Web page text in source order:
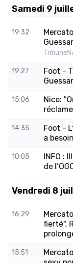
Samedi 9
19:32
19:27
Foot -
15:06
Nice:
14:35
Foot -
a
10:05
INFO :
de
Vendredi 8
16:29
fierté",
15:51